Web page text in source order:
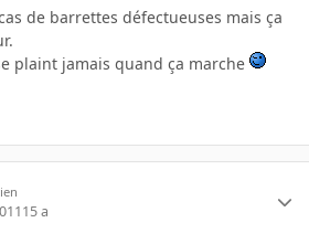
de barrettes défectueuses mais ça
plaint jamais quand ça marche
15 a